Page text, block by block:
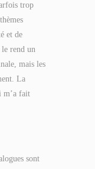
trop
et de
le rend un
mais les
La
m’a fait
sont